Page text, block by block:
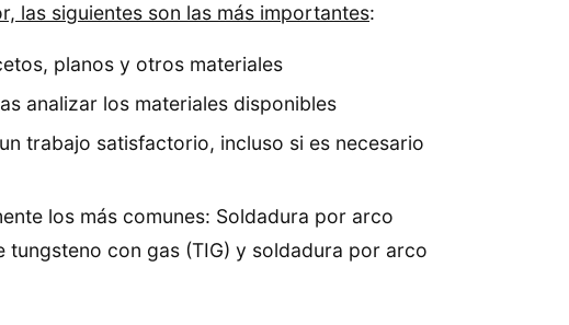
las siguientes son las más importantes:
planos y otros materiales
analizar los materiales disponibles
trabajo satisfactorio, incluso si es necesario
los más comunes: Soldadura por arco
con gas (TIG) y soldadura por arco